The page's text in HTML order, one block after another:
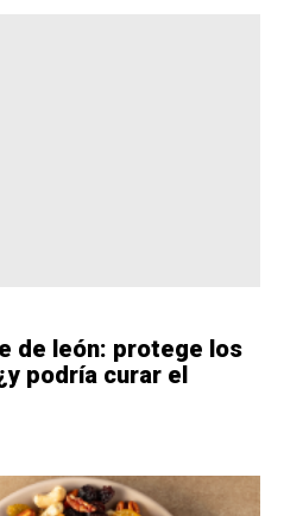
de león: protege los
podría curar el